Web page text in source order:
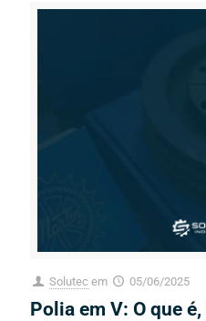
Solutec em 05/06/2025
Polia em V: O que